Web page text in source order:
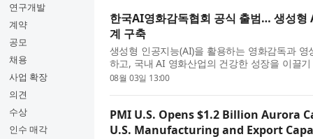
연구개발
계약
공모
채용
사업 확장
의견
수상
인수 매각
한국AI영화감독협회 공식 출범… 생성형
계 구축
생성형 인공지능(AI)을 활용하는 영화감독과
하고, 국내 AI 영화산업의 건강한 성장을 이끌
Association of AI Film Directors, KAIFD, )가
08월 03일 13:00
PMI U.S. Opens $1.2 Billion Aurora
U.S. Manufacturing and Export